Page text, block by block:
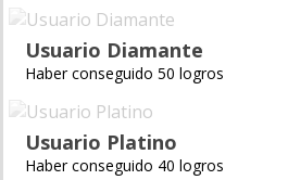
Usuario Diamante
Haber conseguido 50 logros
Usuario Platino
Haber conseguido 40 logros